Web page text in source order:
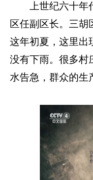
上世纪六十
区任副区长。三胡
这年初夏，这里出
没有下雨。很多村
水告急，群众的生